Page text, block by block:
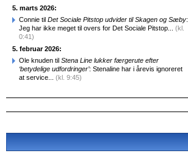
5. marts 2026:
Connie til Det Sociale Pitstop udvider til Skagen og Sæby:
Jeg har ikke meget til overs for Det Sociale Pitstop... (kl.
0:41)
5. februar 2026:
Ole knuden til Stena Line lukker færgerute efter
‘betydelige udfordringer’: Stenaline har i årevis ignoreret
at service... (kl. 9:45)